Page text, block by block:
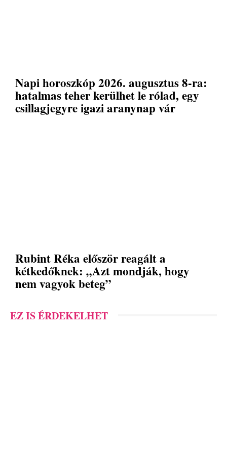
Napi horoszkóp 2026. augusztus 8-ra:
hatalmas teher kerülhet le rólad, egy
csillagjegyre igazi aranynap vár
Rubint Réka először reagált a
kétkedőknek: „Azt mondják, hogy
nem vagyok beteg”
EZ IS ÉRDEKELHET